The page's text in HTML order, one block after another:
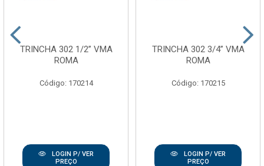
TRINCHA 302 1/2” VMA
ROMA
Código: 170214
LOGIN P/ VER
PREÇO
TRINCHA 302 3/4” VMA
ROMA
Código: 170215
LOGIN P/ VER
PREÇO